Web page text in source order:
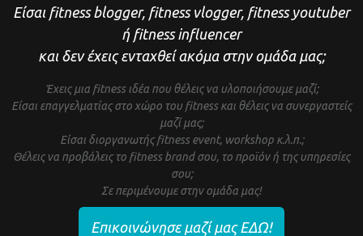
Είσαι fitness blogger, fitness vlogger, fitness youtuber
ή fitness influencer
και δεν έχεις ενταχθεί ακόμα στην ομάδα μας;
Έχεις μια fitness ιδέα που θέλεις να υλοποιήσουμε μαζί;
Είσαι επαγγελματίας στο χώρο του fitness και θέλεις να συνεργαστείς
μαζί μας;
Είσαι διοργανωτής fitness event, workshop κ.λ.π.;
Θέλεις να προβάλεις το fitness brand σου, το προϊόν ή της υπηρεσίες
σου;
Σε περιμένουμε στην ομάδα μας!
Επικοινώνησε μαζί μας ΕΔΩ!